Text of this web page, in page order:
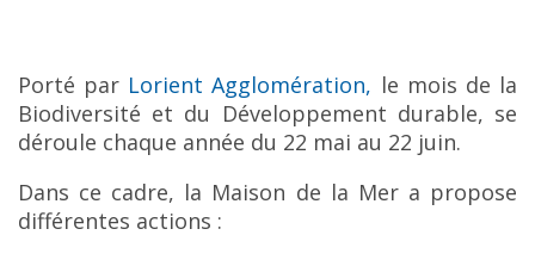
Porté par Lorient Agglomération, le mois de la
Biodiversité et du Développement durable, se
déroule chaque année du 22 mai au 22 juin.
Dans ce cadre, la Maison de la Mer a propose
différentes actions :